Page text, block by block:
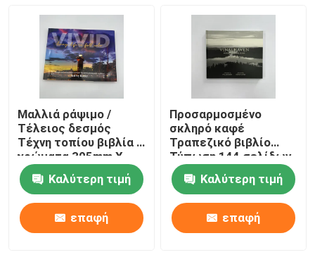
Μαλλιά ράψιμο /
Τέλειος δεσμός
Τέχνη τοπίου βιβλία 4
χρώματα 305mm X
229mm
Καλύτερη τιμή
επαφή
Προσαρμοσμένο
σκληρό καφέ
Τραπεζικό βιβλίο
Τύπωση 144 σελίδων
157gm Χαρτί τέχνης
Καλύτερη τιμή
επαφή